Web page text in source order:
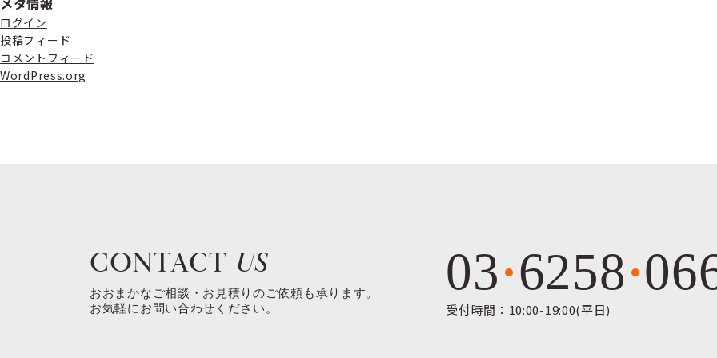
ログイン
投稿フィード
コメントフィード
WordPress.org
CONTACT US
おおまかなご相談・お見積りのご依頼も承ります。
お気軽にお問い合わせください。
03 6258
受付時間：10:00-19:00(平日)